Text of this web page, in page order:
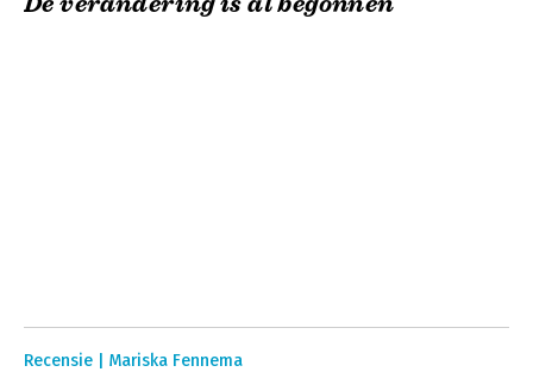
Recensie | Mariska Fennema